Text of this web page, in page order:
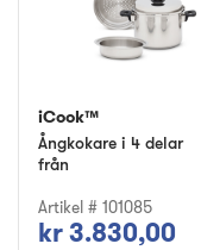
iCook™
Ångkokare i 4 delar
från
Artikel # 101085
kr 3.830,00